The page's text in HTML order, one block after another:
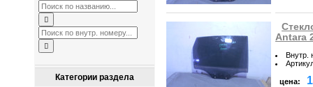
Категории раздела
Antara
Внутр.
цена: